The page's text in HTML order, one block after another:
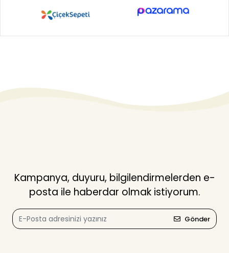
Kampanya, duyuru, bilgilendirmelerden e-
posta ile haberdar olmak istiyorum.
Gönder